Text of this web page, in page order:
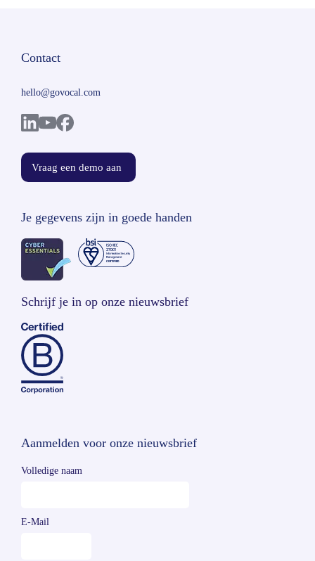
Contact
hello@govocal.com
Vraag een demo aan
Je gegevens zijn in goede handen
Schrijf je in op onze nieuwsbrief
Aanmelden voor onze nieuwsbrief
Volledige naam
E-Mail